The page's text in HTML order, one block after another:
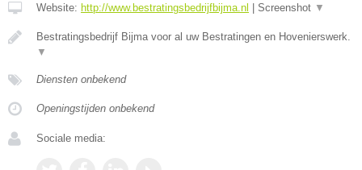
Website: http://www.bestratingsbedrijfbijma.nl | Screenshot ▼
Bestratingsbedrijf Bijma voor al uw Bestratingen en Hovenierswerk.
▼
Diensten onbekend
Openingstijden onbekend
Sociale media: